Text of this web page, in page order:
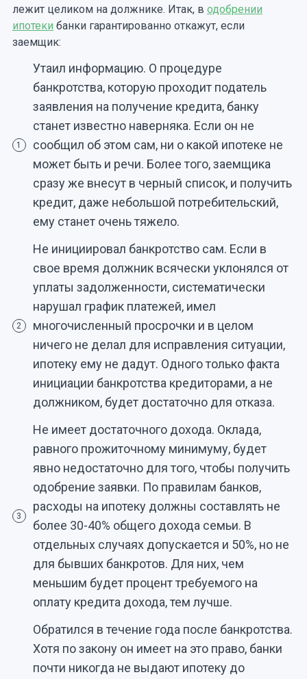
лежит целиком на должнике. Итак, в одобрении
ипотеки банки гарантированно откажут, если
заемщик:
1
Утаил информацию. О процедуре
банкротства, которую проходит податель
заявления на получение кредита, банку
станет известно наверняка. Если он не
сообщил об этом сам, ни о какой ипотеке не
может быть и речи. Более того, заемщика
сразу же внесут в черный список, и получить
кредит, даже небольшой потребительский,
ему станет очень тяжело.
2
Не инициировал банкротство сам. Если в
свое время должник всячески уклонялся от
уплаты задолженности, систематически
нарушал график платежей, имел
многочисленный просрочки и в целом
ничего не делал для исправления ситуации,
ипотеку ему не дадут. Одного только факта
инициации банкротства кредиторами, а не
должником, будет достаточно для отказа.
3
Не имеет достаточного дохода. Оклада,
равного прожиточному минимуму, будет
явно недостаточно для того, чтобы получить
одобрение заявки. По правилам банков,
расходы на ипотеку должны составлять не
более 30-40% общего дохода семьи. В
отдельных случаях допускается и 50%, но не
для бывших банкротов. Для них, чем
меньшим будет процент требуемого на
оплату кредита дохода, тем лучше.
Обратился в течение года после банкротства.
Хотя по закону он имеет на это право, банки
почти никогда не выдают ипотеку до